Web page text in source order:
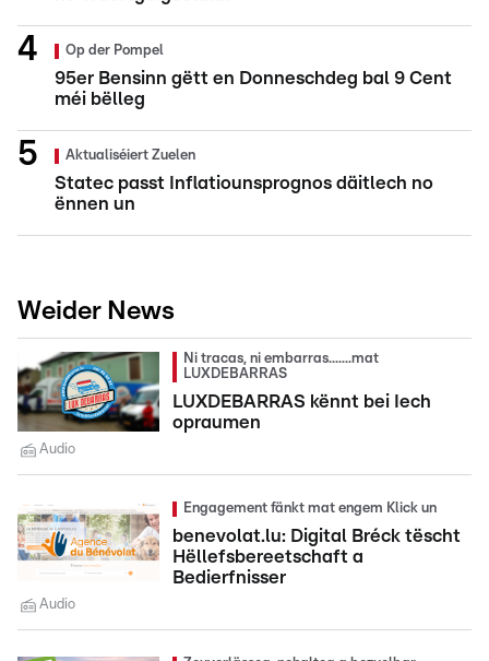
Op der Pompel
95er Bensinn gëtt en Donneschdeg bal 9 Cent
méi bëlleg
Aktualiséiert Zuelen
Statec passt Inflatiounsprognos däitlech no
ënnen un
Weider News
Ni tracas, ni embarras.......mat
LUXDEBARRAS
LUXDEBARRAS kënnt bei Iech
opraumen
Audio
Engagement fänkt mat engem Klick un
benevolat.lu: Digital Bréck tëscht
Hëllefsbereetschaft a
Bedierfnisser
Audio